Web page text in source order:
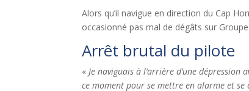
Alors qu’il navigue en direction du Cap
occasionné pas mal de dégâts sur
Arrêt brutal du pilote
« Je naviguais à l’arrière d’une
ce moment pour se mettre en alarme et